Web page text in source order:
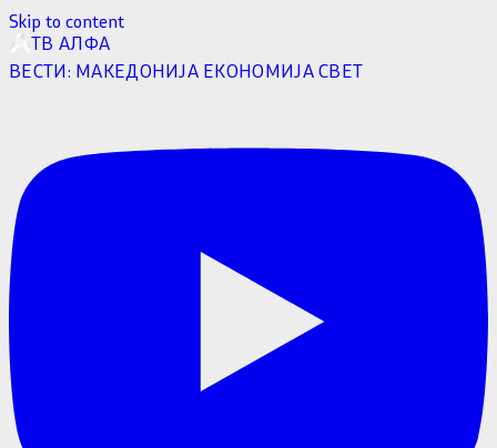
Skip to content
ТВ АЛФА
ВЕСТИ: МАКЕДОНИЈА ЕКОНОМИЈАСВЕТ